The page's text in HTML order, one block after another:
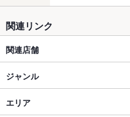
関連リンク
関連店舗
門福 中村公園店
ジャンル
居酒屋
エリア